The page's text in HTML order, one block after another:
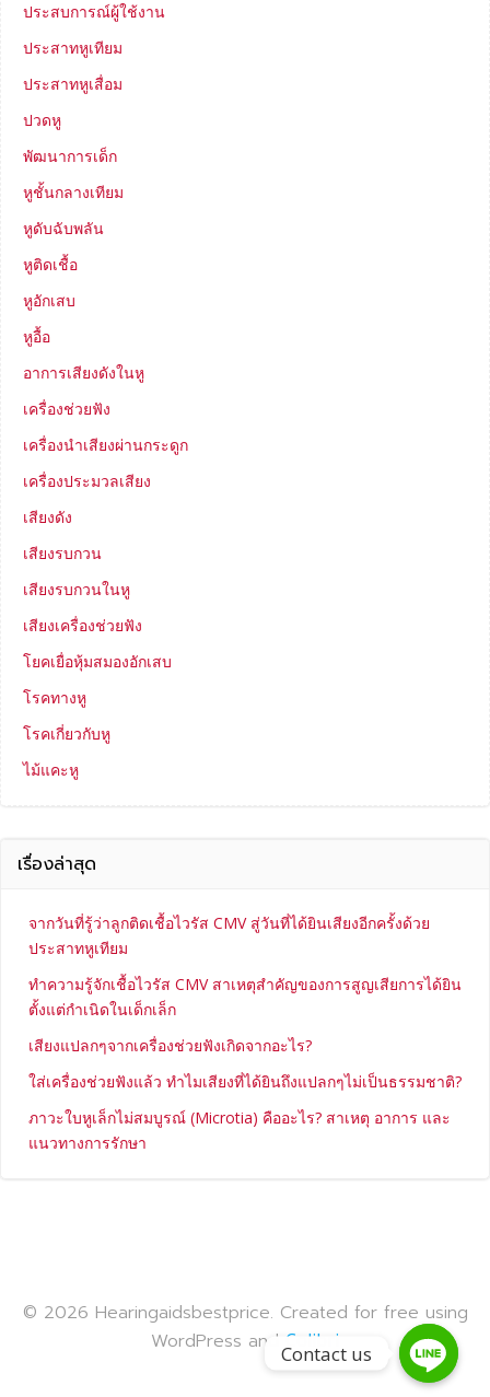
ประสบการณ์ผู้ใช้งาน
ประสาทหูเทียม
ประสาทหูเสื่อม
ปวดหู
พัฒนาการเด็ก
หูชั้นกลางเทียม
หูดับฉับพลัน
หูติดเชื้อ
หูอักเสบ
หูอื้อ
อาการเสียงดังในหู
เครื่องช่วยฟัง
เครื่องนำเสียงผ่านกระดูก
เครื่องประมวลเสียง
เสียงดัง
เสียงรบกวน
เสียงรบกวนในหู
เสียงเครื่องช่วยฟัง
โยคเยื่อหุ้มสมองอักเสบ
โรคทางหู
โรคเกี่ยวกับหู
ไม้แคะหู
เรื่องล่าสุด
จากวันที่รู้ว่าลูกติดเชื้อไวรัส CMV สู่วันที่ได้ยินเสียงอีกครั้งด้วย
ประสาทหูเทียม
ทำความรู้จักเชื้อไวรัส CMV สาเหตุสำคัญของการสูญเสียการได้ยิน
ตั้งแต่กำเนิดในเด็กเล็ก
เสียงแปลกๆจากเครื่องช่วยฟังเกิดจากอะไร?
ใส่เครื่องช่วยฟังแล้ว ทำไมเสียงที่ได้ยินถึงแปลกๆไม่เป็นธรรมชาติ?
ภาวะใบหูเล็กไม่สมบูรณ์ (Microtia) คืออะไร? สาเหตุ อาการ และ
แนวทางการรักษา
© 2026 Hearingaidsbestprice. Created for free using
WordPress andColibri
Contact us